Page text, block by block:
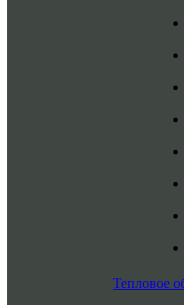
Тепловое